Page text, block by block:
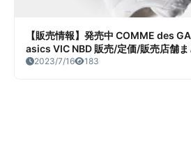
【販売情報】発売中 COMME des
asics VIC NBD 販売/定価/販売店舗ま
2023/7/16 183